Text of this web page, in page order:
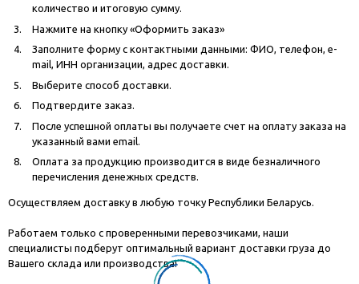
количество и итоговую сумму.
Нажмите на кнопку «Оформить заказ»
Заполните форму с контактными данными: ФИО, телефон, e-
mail, ИНН организации, адрес доставки.
Выберите способ доставки.
Подтвердите заказ.
После успешной оплаты вы получаете счет на оплату заказа на
указанный вами email.
Оплата за продукцию производится в виде безналичного
перечисления денежных средств.
Осуществляем доставку в любую точку Республики Беларусь.
Работаем только с проверенными перевозчиками, наши
специалисты подберут оптимальный вариант доставки груза до
Вашего склада или производства!